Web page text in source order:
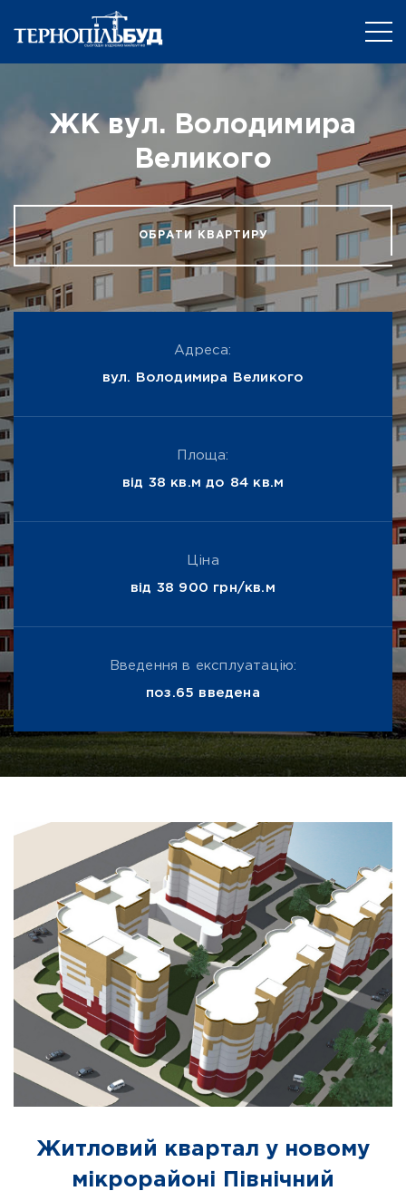
ЖК вул. Володимира
Великого
ОБРАТИ КВАРТИРУ
Адреса:
вул. Володимира Великого
Площа:
від 38 кв.м до 84 кв.м
Ціна
від 38 900 грн/кв.м
Введення в експлуатацію:
поз.65 введена
Житловий квартал у новому
мікрорайоні Північний